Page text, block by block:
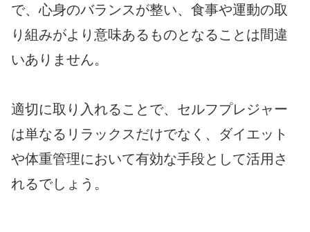
で、心身のバランスが整い、食事や運動の取
り組みがより意味あるものとなることは間違
いありません。
適切に取り入れることで、セルフプレジャー
は単なるリラックスだけでなく、ダイエット
や体重管理において有効な手段として活用さ
れるでしょう。